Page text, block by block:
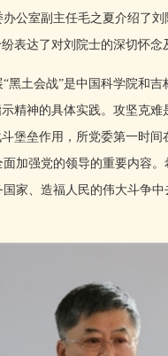
室副主任毛之夏介绍了刘
表达了对刘院士的深切怀念
土会战”是中国科学院和吉
精神的具体实践。攻坚克
堡垒作用，所党委第一时
加强党的领导的重要内容
家、造福人民的伟大斗争